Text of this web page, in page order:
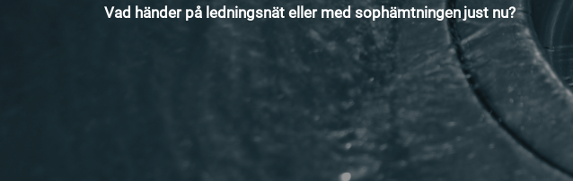
Vad händer på ledningsnät eller med sophämtningen just nu?